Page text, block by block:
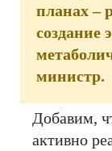
планах –
создание
министр.
Добавим,
активно